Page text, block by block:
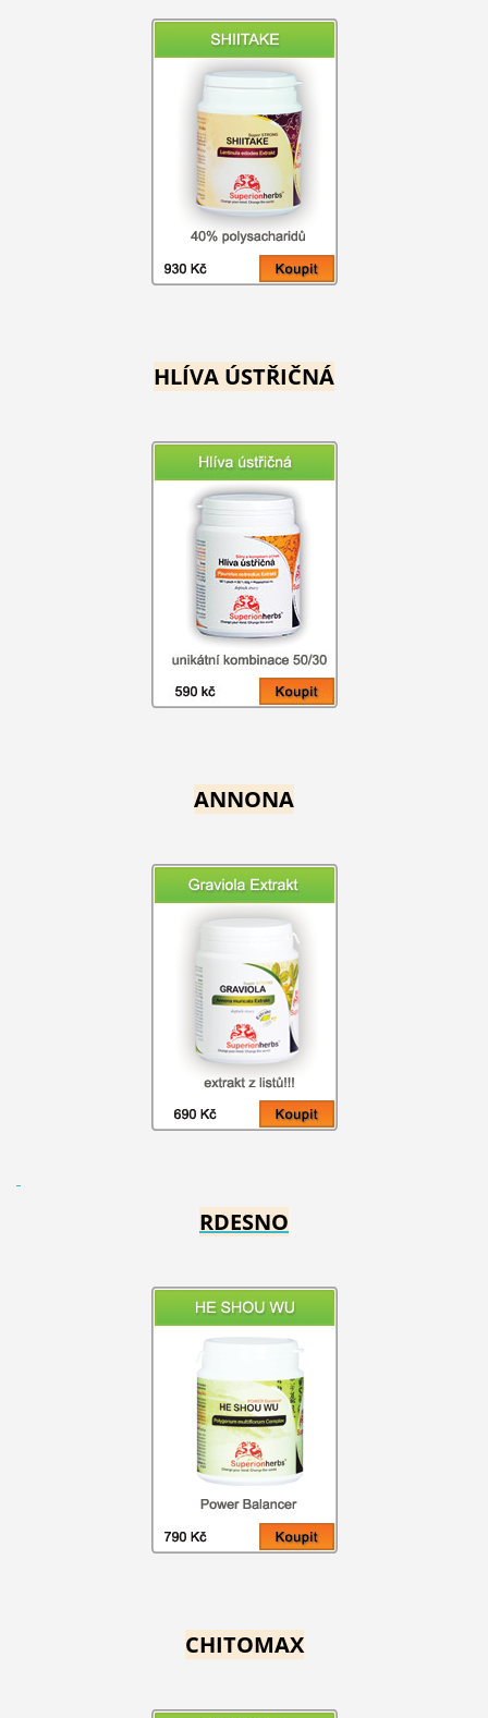
HLÍVA ÚSTŘIČNÁ
ANNONA
RDESNO
CHITOMAX